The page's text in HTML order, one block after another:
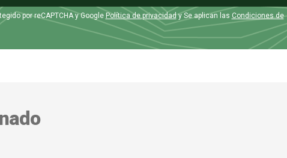
por reCAPTCHA y Google Política de privacidady Se aplican las Condiciones de